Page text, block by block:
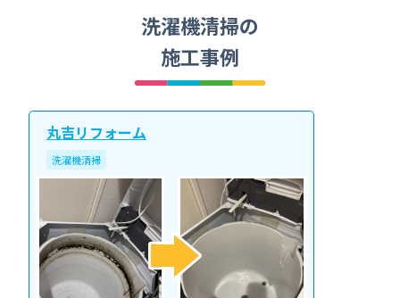
洗濯機清掃の
施工事例
丸吉リフォーム
洗濯機清掃